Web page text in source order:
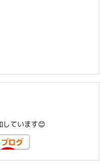
しています😊